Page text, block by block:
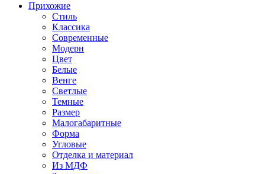
Прихожие
Стиль
Классика
Современные
Модерн
Цвет
Белые
Венге
Светлые
Темные
Размер
Малогабаритные
Форма
Угловые
Отделка и материал
Из МДФ